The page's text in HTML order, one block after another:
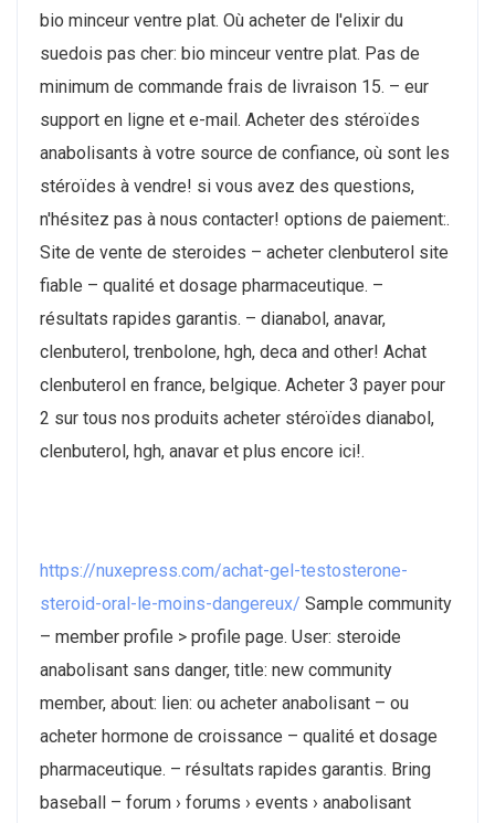
bio minceur ventre plat. Où acheter de l'elixir du
suedois pas cher: bio minceur ventre plat. Pas de
minimum de commande frais de livraison 15. – eur
support en ligne et e-mail. Acheter des stéroïdes
anabolisants à votre source de confiance, où sont les
stéroïdes à vendre! si vous avez des questions,
n'hésitez pas à nous contacter! options de paiement:.
Site de vente de steroides – acheter clenbuterol site
fiable – qualité et dosage pharmaceutique. –
résultats rapides garantis. – dianabol, anavar,
clenbuterol, trenbolone, hgh, deca and other! Achat
clenbuterol en france, belgique. Acheter 3 payer pour
2 sur tous nos produits acheter stéroïdes dianabol,
clenbuterol, hgh, anavar et plus encore ici!.
https://nuxepress.com/achat-gel-testosterone-
steroid-oral-le-moins-dangereux/ Sample community
– member profile > profile page. User: steroide
anabolisant sans danger, title: new community
member, about: lien: ou acheter anabolisant – ou
acheter hormone de croissance – qualité et dosage
pharmaceutique. – résultats rapides garantis. Bring
baseball – forum › forums › events › anabolisant